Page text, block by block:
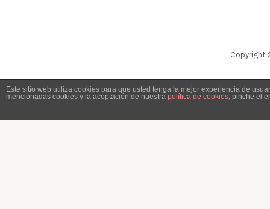
Copyright
Este sitio web utiliza cookies para que usted tenga la mejor experiencia de
mencionadas cookies y la aceptación de nuestra política de cookies , pinche el